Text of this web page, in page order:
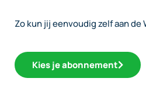
Zo kun jij eenvoudig zelf aan de
Kies je abonnement